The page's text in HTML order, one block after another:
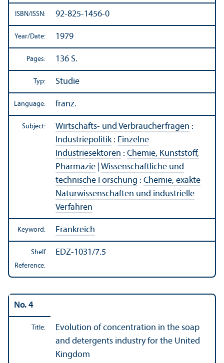
ISBN/ISSN: 92-825-1456-0
Year/Date: 1979
Pages: 136 S.
Typ: Studie
Language: franz.
Subject: Wirtschafts- und Verbraucherfragen :
Industriepolitik: Einzelne
Industriesektoren : Chemie, Kunststoff,
Pharmazie Wissenschaftliche und
technische Forschung : Chemie, exakte
Naturwissenschaften und industrielle
Verfahren
Keyword: Frankreich
Shelf
Reference:
EDZ-1031/7.5
No. 4
Title:
Evolution of concentration in the soap
and detergents industry for the United
Kingdom